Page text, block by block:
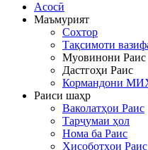
Асосӣ
Маъмурият
Сохтор
Тақсимоти
Муовинони Раис
Дастгоҳи Раис
Кормандони
Раиси шаҳр
Ваколатҳои Раис
Тарҷумаи ҳол
Нома ба Раис
Ҳисоботҳои Раис